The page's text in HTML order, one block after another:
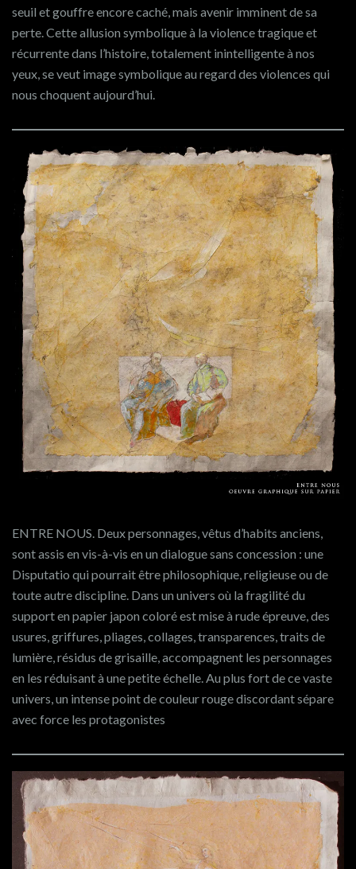
seuil et gouffre encore caché, mais avenir imminent de sa
perte. Cette allusion symbolique à la violence tragique et
récurrente dans l’histoire, totalement inintelligente à nos
yeux, se veut image symbolique au regard des violences qui
nous choquent aujourd’hui.
ENTRE NOUS. Deux personnages, vêtus d’habits anciens,
sont assis en vis-à-vis en un dialogue sans concession : une
Disputatio qui pourrait être philosophique, religieuse ou de
toute autre discipline. Dans un univers où la fragilité du
support en papier japon coloré est mise à rude épreuve, des
usures, griffures, pliages, collages, transparences, traits de
lumière, résidus de grisaille, accompagnent les personnages
en les réduisant à une petite échelle. Au plus fort de ce vaste
univers, un intense point de couleur rouge discordant sépare
avec force les protagonistes